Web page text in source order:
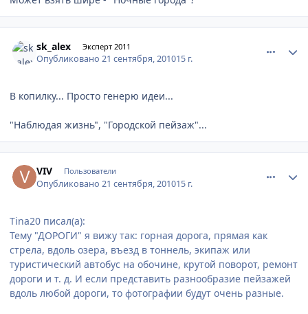
sk_alex Эксперт 2011
Опубликовано21 сентября, 201015 г.
В копилку... Просто генерю идеи...
"Наблюдая жизнь", "Городской пейзаж"...
VIV Пользователи
Опубликовано21 сентября, 201015 г.
Tina20 писал(а):
Тему "ДОРОГИ" я вижу так: горная дорога, прямая как
стрела, вдоль озера, въезд в тоннель, экипаж или
туристический автобус на обочине, крутой поворот, ремонт
дороги и т. д. И если представить разнообразие пейзажей
вдоль любой дороги, то фотографии будут очень разные.